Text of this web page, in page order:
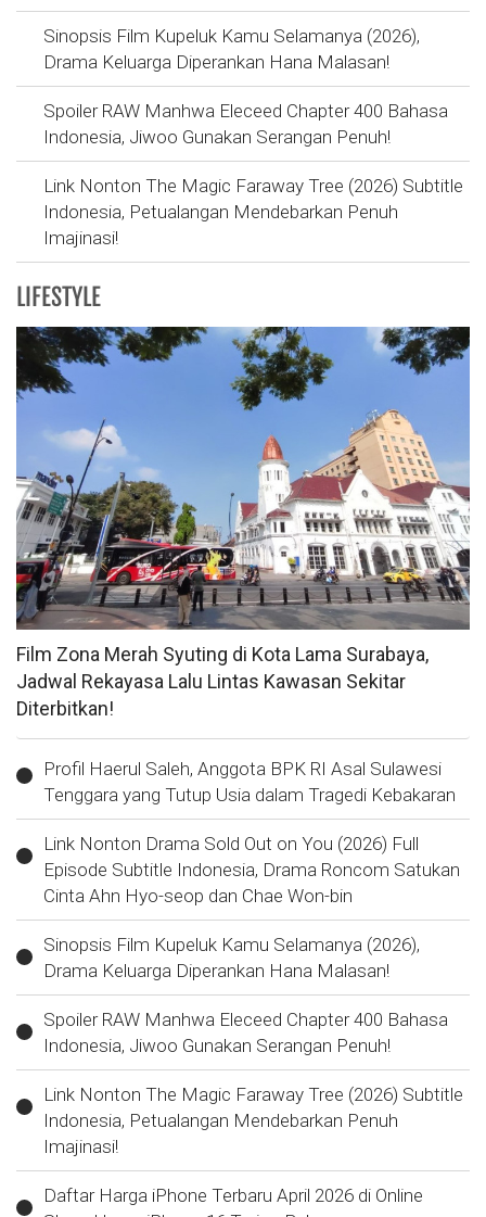
Sinopsis Film Kupeluk Kamu Selamanya (2026),
Drama Keluarga Diperankan Hana Malasan!
Spoiler RAW Manhwa Eleceed Chapter 400 Bahasa
Indonesia, Jiwoo Gunakan Serangan Penuh!
Link Nonton The Magic Faraway Tree (2026) Subtitle
Indonesia, Petualangan Mendebarkan Penuh
Imajinasi!
LIFESTYLE
Film Zona Merah Syuting di Kota Lama Surabaya,
Jadwal Rekayasa Lalu Lintas Kawasan Sekitar
Diterbitkan!
Profil Haerul Saleh, Anggota BPK RI Asal Sulawesi
Tenggara yang Tutup Usia dalam Tragedi Kebakaran
Link Nonton Drama Sold Out on You (2026) Full
Episode Subtitle Indonesia, Drama Roncom Satukan
Cinta Ahn Hyo-seop dan Chae Won-bin
Sinopsis Film Kupeluk Kamu Selamanya (2026),
Drama Keluarga Diperankan Hana Malasan!
Spoiler RAW Manhwa Eleceed Chapter 400 Bahasa
Indonesia, Jiwoo Gunakan Serangan Penuh!
Link Nonton The Magic Faraway Tree (2026) Subtitle
Indonesia, Petualangan Mendebarkan Penuh
Imajinasi!
Daftar Harga iPhone Terbaru April 2026 di Online